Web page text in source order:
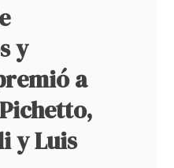
y
a
y Luis